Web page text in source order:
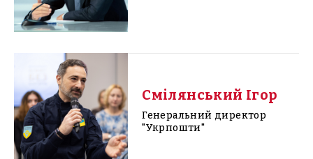
Смілянський Ігор
Генеральний директор
"Укрпошти"